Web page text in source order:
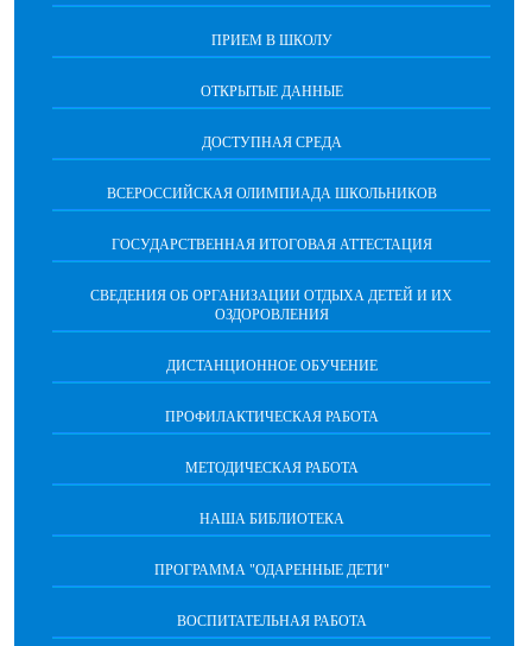
ПРИЕМ В ШКОЛУ
ОТКРЫТЫЕ ДАННЫЕ
ДОСТУПНАЯ СРЕДА
ВСЕРОССИЙСКАЯ ОЛИМПИАДА ШКОЛЬНИКОВ
ГОСУДАРСТВЕННАЯ ИТОГОВАЯ АТТЕСТАЦИЯ
СВЕДЕНИЯ ОБ ОРГАНИЗАЦИИ ОТДЫХА ДЕТЕЙ И ИХ
ОЗДОРОВЛЕНИЯ
ДИСТАНЦИОННОЕ ОБУЧЕНИЕ
ПРОФИЛАКТИЧЕСКАЯ РАБОТА
МЕТОДИЧЕСКАЯ РАБОТА
НАША БИБЛИОТЕКА
ПРОГРАММА "ОДАРЕННЫЕ ДЕТИ"
ВОСПИТАТЕЛЬНАЯ РАБОТА